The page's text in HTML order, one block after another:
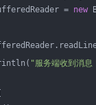
= new
"服务端收到消息